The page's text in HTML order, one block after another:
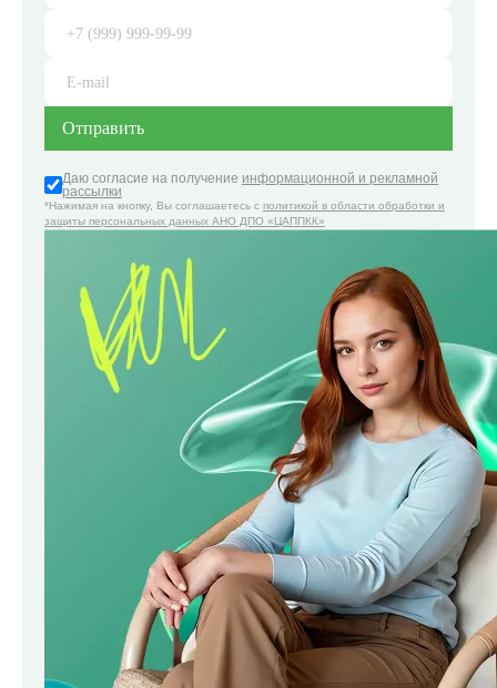
Даю согласие на получение информационной и рекламной
рассылки
*Нажимая на кнопку, Вы соглашаетесь с политикой в области обработки и
защиты персональных данных АНО ДПО «ЦАППКК»